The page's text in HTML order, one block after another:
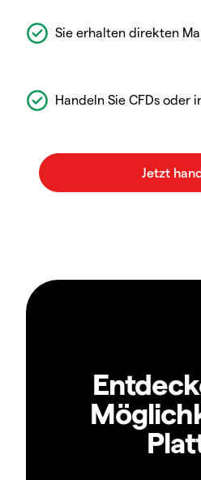
Sie erhalten direkten
Handeln Sie CFDs oder